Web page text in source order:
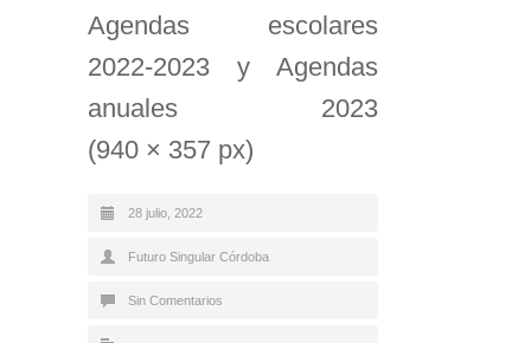
Agendas escolares
2022-2023 y Agendas
anuales 2023
(940 × 357 px)
28 julio, 2022
Futuro Singular Córdoba
Sin Comentarios